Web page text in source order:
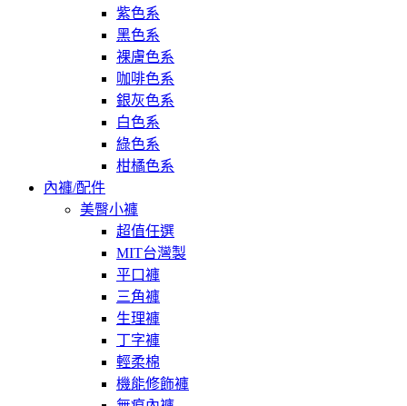
紫色系
黑色系
裸膚色系
咖啡色系
銀灰色系
白色系
綠色系
柑橘色系
內褲/配件
美臀小褲
超值任選
MIT台灣製
平口褲
三角褲
生理褲
丁字褲
輕柔棉
機能修飾褲